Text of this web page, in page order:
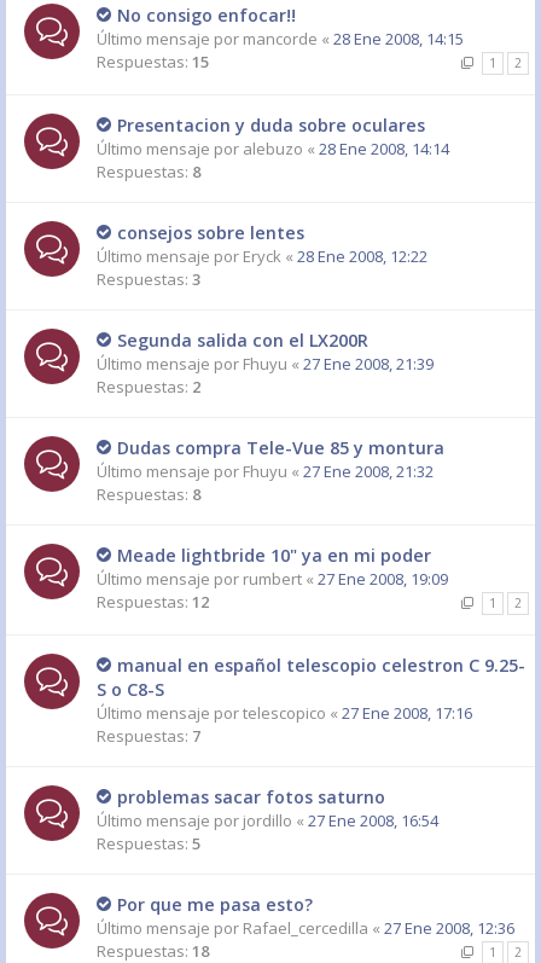
No consigo enfocar!!
Último mensaje por mancorde « 28 Ene 2008, 14:15
Respuestas: 15 1 2
Presentacion y duda sobre oculares
Último mensaje por alebuzo « 28 Ene 2008, 14:14
Respuestas: 8
consejos sobre lentes
Último mensaje por Eryck « 28 Ene 2008, 12:22
Respuestas: 3
Segunda salida con el LX200R
Último mensaje por Fhuyu « 27 Ene 2008, 21:39
Respuestas: 2
Dudas compra Tele-Vue 85 y montura
Último mensaje por Fhuyu « 27 Ene 2008, 21:32
Respuestas: 8
Meade lightbride 10" ya en mi poder
Último mensaje por rumbert « 27 Ene 2008, 19:09
Respuestas: 12 1 2
manual en español telescopio celestron C 9.25-
S o C8-S
Último mensaje portelescopico « 27 Ene 2008, 17:16
Respuestas: 7
problemas sacar fotos saturno
Último mensaje por jordillo « 27 Ene 2008, 16:54
Respuestas: 5
Por que me pasa esto?
Último mensaje por Rafael_cercedilla « 27 Ene 2008, 12:36
Respuestas: 18 1 2